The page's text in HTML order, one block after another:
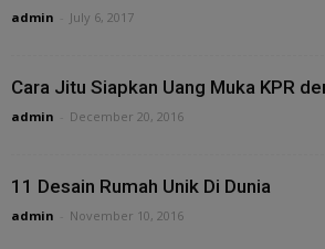
admin July 6, 2017
Cara Jitu Siapkan Uang Muka KPR
admin December 20, 2016
11 Desain Rumah Unik Di Dunia
admin November 10, 2016